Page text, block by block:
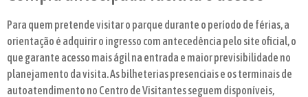
Para quem pretende visitar o parque durante o período de férias, a
orientação é adquirir o ingresso com antecedência pelo site oficial, o
que garante acesso mais ágil na entrada e maior previsibilidade no
planejamento da visita. As bilheterias presenciais e os terminais de
autoatendimento no Centro de Visitantes seguem disponíveis,